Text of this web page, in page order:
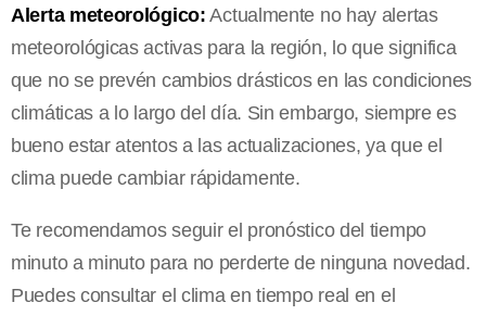
Alerta meteorológico: Actualmente no hay alertas
meteorológicas activas para la región, lo que significa
que no se prevén cambios drásticos en las condiciones
climáticas a lo largo del día. Sin embargo, siempre es
bueno estar atentos a las actualizaciones, ya que el
clima puede cambiar rápidamente.
Te recomendamos seguir el pronóstico del tiempo
minuto a minuto para no perderte de ninguna novedad.
Puedes consultar el clima en tiempo real en el